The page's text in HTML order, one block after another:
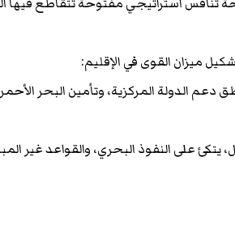
ميزان القوى في الإقليم:
الدولة المركزية، وتأمين البحر
يتكئ على النفوذ البحري، والقواعد غير